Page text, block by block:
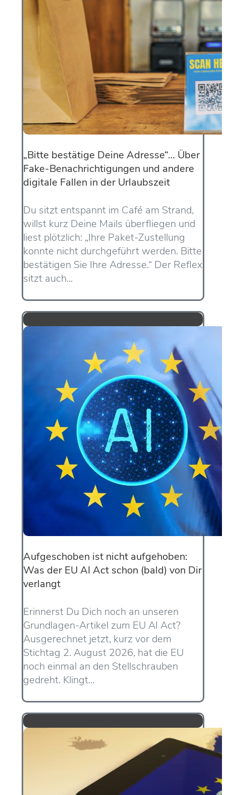
„Bitte bestätige Deine Adresse“… Über
Fake-Benachrichtigungen und andere
digitale Fallen in der Urlaubszeit
Du sitzt entspannt im Café am Strand,
willst kurz Deine Mails überfliegen und
liest plötzlich: „Ihre Paket-Zustellung
konnte nicht durchgeführt werden. Bitte
bestätigen Sie Ihre Adresse.“ Der Reflex
sitzt auch...
Aufgeschoben ist nicht aufgehoben:
Was der EU AI Act schon (bald) von Dir
verlangt
Erinnerst Du Dich noch an unseren
Grundlagen-Artikel zum EU AI Act?
Ausgerechnet jetzt, kurz vor dem
Stichtag 2. August 2026, hat die EU
noch einmal an den Stellschrauben
gedreht. Klingt...